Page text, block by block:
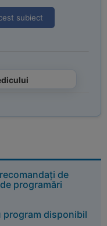
subiect
de
programări
program disponibil